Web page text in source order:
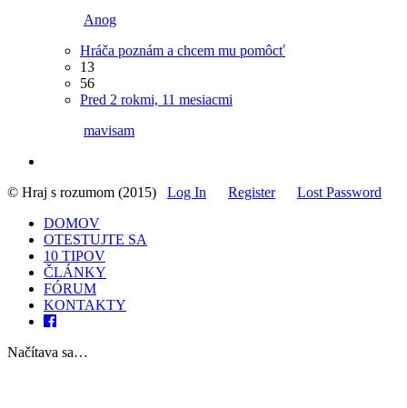
Anog
Hráča poznám a chcem mu pomôcť
13
56
Pred 2 rokmi, 11 mesiacmi
mavisam
Log In Register Lost Password
© Hraj s rozumom (2015)
DOMOV
OTESTUJTE SA
10 TIPOV
ČLÁNKY
FÓRUM
KONTAKTY
Načítava sa…